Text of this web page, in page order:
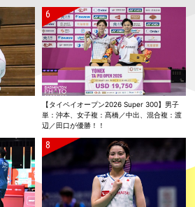
【タイペイオープン2026 Super 300】男子
単：沖本、女子複：髙橋／中出、混合複：渡
辺／田口が優勝！！